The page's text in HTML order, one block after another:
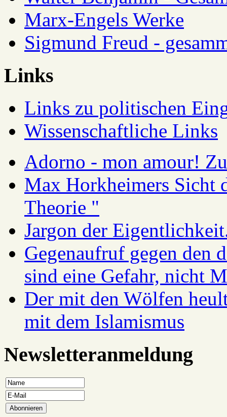
Marx-Engels Werke
Sigmund Freud -
Links
Links zu politischen
Wissenschaftliche Links
Adorno - mon amour!
Max Horkheimers Sicht
Theorie "
Jargon der
Gegenaufruf gegen den
sind eine Gefahr, nicht
Der mit den Wölfen
mit dem Islamismus
Newsletteranmeldung